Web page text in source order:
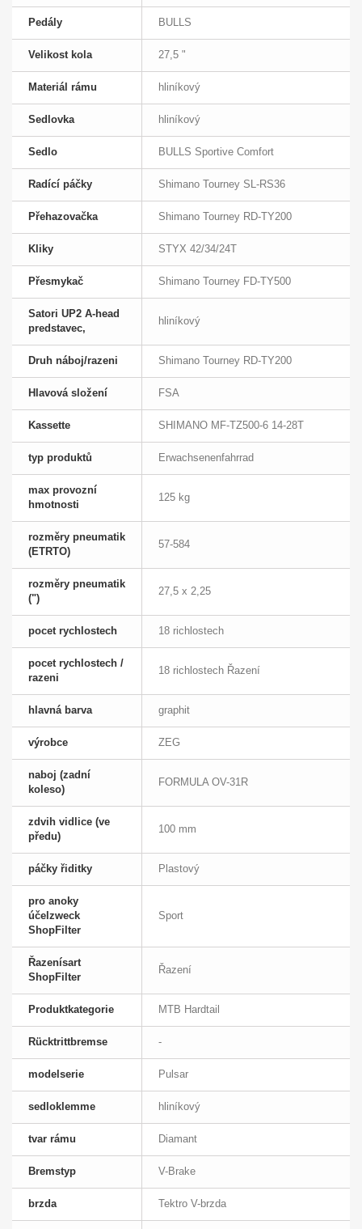
Pedály BULLS
Velikost kola 27,5 "
Materiál rámu hliníkový
Sedlovka hliníkový
Sedlo BULLS Sportive Comfort
Radící páčky Shimano Tourney SL-RS36
Přehazovačka Shimano Tourney RD-TY200
Kliky STYX 42/34/24T
Přesmykač Shimano Tourney FD-TY500
Satori UP2 A-head
predstavec,
hliníkový
Druh náboj/razeni Shimano Tourney RD-TY200
Hlavová složení FSA
Kassette SHIMANO MF-TZ500-6 14-28T
typ produktů Erwachsenenfahrrad
max provozní
hmotnosti
125 kg
rozměry pneumatik
(ETRTO)
57-584
rozměry pneumatik
(")
27,5 x 2,25
pocet rychlostech 18 richlostech
pocet rychlostech /
razeni
18 richlostech Řazení
hlavná barva graphit
výrobce ZEG
naboj (zadní
koleso)
FORMULA OV-31R
zdvih vidlice (ve
předu)
100 mm
páčky řiditky Plastový
pro anoky
účelzweck
ShopFilter
Sport
Řazenísart
ShopFilter
Řazení
Produktkategorie MTB Hardtail
Rücktrittbremse -
modelserie Pulsar
sedloklemme hliníkový
tvar rámu Diamant
Bremstyp V-Brake
brzda Tektro V-brzda